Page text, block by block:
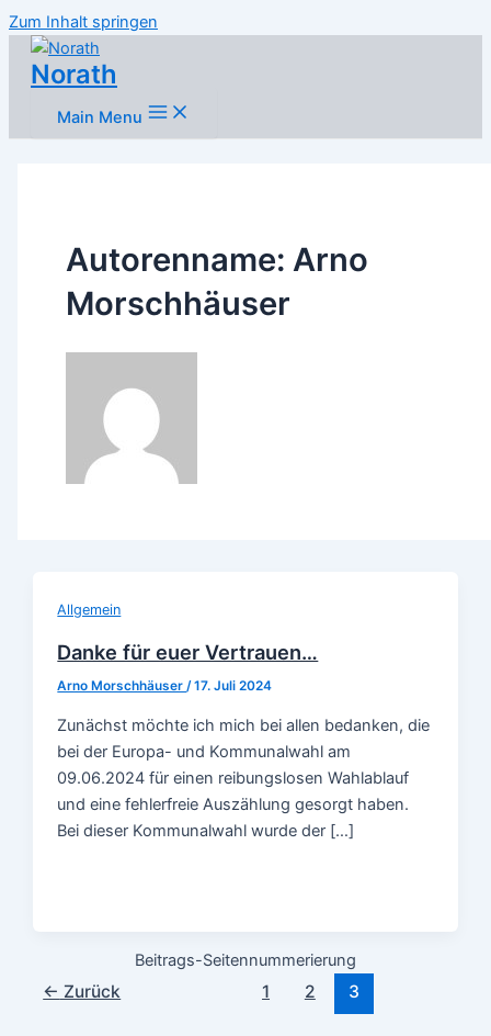
Zum Inhalt springen
Norath
Main Menu
Autorenname: Arno
Morschhäuser
Allgemein
Danke für euer Vertrauen…
Arno Morschhäuser/17. Juli 2024
Zunächst möchte ich mich bei allen bedanken, die
bei der Europa- und Kommunalwahl am
09.06.2024 für einen reibungslosen Wahlablauf
und eine fehlerfreie Auszählung gesorgt haben.
Bei dieser Kommunalwahl wurde der […]
Beitrags-Seitennummerierung
← Zurück 1 2 3